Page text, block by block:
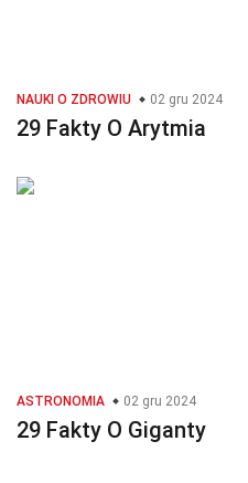
NAUKI O ZDROWIU 02 gru 2024
29 Fakty O Arytmia
ASTRONOMIA 02 gru 2024
29 Fakty O Giganty